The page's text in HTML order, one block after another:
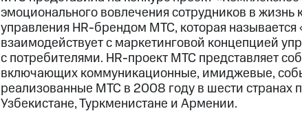
эмоционального вовлечения сотрудников в
управления HR-брендом МТС, которая
взаимодействует с маркетинговой концепцией
с потребителями. HR-проект МТС представляет
включающих коммуникационные, имиджевые,
реализованные МТС в 2008 году в шести странах
Узбекистане, Туркменистане и Армении.